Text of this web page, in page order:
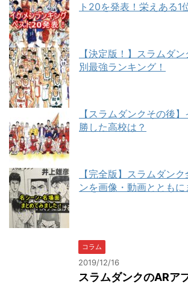
ト20を発表！栄えある1
【決定版！】スラムダ
別最強ランキング！
【スラムダンクその後
勝した高校は？
【完全版】スラムダン
ンを画像・動画とともに
コラム
2019/12/16
スラムダンクのARア